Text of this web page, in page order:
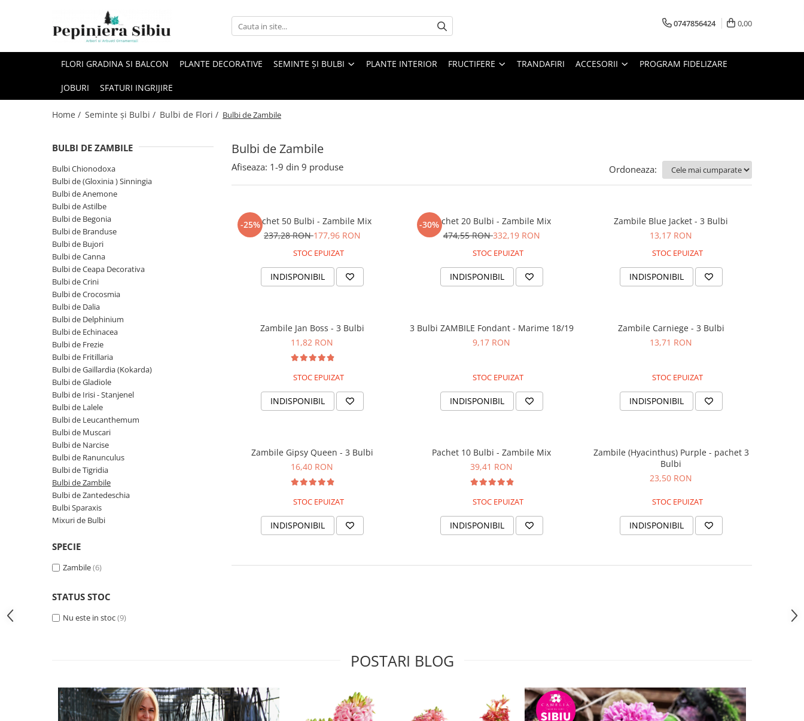
Seminte și Bulbi
Bulbi de Flori
Bulbi Chionodoxa
Bulbi de (Gloxinia ) Sinningia
Bulbi de Anemone
Bulbi de Begonia
Bulbi de Bujori
Bulbi de Canna
Bulbi de Ceapa Decorativa
Bulbi de Crini
Bulbi de Crocosmia
Bulbi de Dalia
Bulbi de Delphinium
Bulbi de Echinacea
Bulbi de Frezie
Bulbi de Fritillaria
Bulbi de Gaillardia (Kokarda)
Bulbi de Gladiole
Bulbi de Irisi - Stanjenel
Bulbi de Lalele
Bulbi de Leucanthemum
Bulbi de Muscari
Bulbi de Narcise
Bulbi de Ranunculus
Bulbi de Tigridia
Bulbi de Zambile
Bulbi de Zantedeschia
Bulbi Sparaxis
Mixuri de Bulbi
Seminte de Ierburi
Seminte de Legume/Fructe
Fructifere
Afini și Afini Siberieni
Alun Comestibil - Corylus
Aronia - Scorusul
Guava Chiliană - Ugni
Kiwi - Actinidia
Merișor - Vaccinium
Mur - Rubus
Măr - Malus domestica
Prun - Prunus
Păr - Pyrus communis
Smochini - Ficus carica
Viță de Vie - Vitis
Zmeur - Rubus
Accesorii
Turba Universală & Pământ
Ingrasaminte
Folie Antiburuieni
Decoratiuni
0747856424 0,00
FLORI GRADINA SI BALCON PLANTE DECORATIVE SEMINTE ȘI BULBI PLANTE INTERIOR FRUCTIFERE TRANDAFIRI ACCESORII PROGRAM FIDELIZARE
JOBURI SFATURI INGRIJIRE
Home / Seminte și Bulbi / Bulbi de Flori / Bulbi de Zambile
Bulbi de Zambile
BULBI DE ZAMBILE
Bulbi Chionodoxa
Bulbi de (Gloxinia ) Sinningia
Bulbi de Anemone
Bulbi de Astilbe
Bulbi de Begonia
Bulbi de Branduse
Bulbi de Bujori
Bulbi de Canna
Bulbi de Ceapa Decorativa
Bulbi de Crini
Bulbi de Crocosmia
Bulbi de Dalia
Bulbi de Delphinium
Bulbi de Echinacea
Bulbi de Frezie
Bulbi de Fritillaria
Bulbi de Gaillardia (Kokarda)
Bulbi de Gladiole
Bulbi de Irisi - Stanjenel
Bulbi de Lalele
Bulbi de Leucanthemum
Bulbi de Muscari
Bulbi de Narcise
Bulbi de Ranunculus
Bulbi de Tigridia
Bulbi de Zambile
Bulbi de Zantedeschia
Bulbi Sparaxis
Mixuri de Bulbi
SPECIE
Zambile(6)
STATUS STOC
Nu este in stoc(9)
Afiseaza: 1-9 din 9 produse Ordoneaza:
-25%Pachet 50 Bulbi - Zambile Mix
237,28 RON177,96 RON
STOC EPUIZAT
INDISPONIBIL
-30%Pachet 20 Bulbi - Zambile Mix
474,55 RON332,19 RON
STOC EPUIZAT
INDISPONIBIL
Zambile Blue Jacket - 3 Bulbi
13,17 RON
STOC EPUIZAT
INDISPONIBIL
Zambile Jan Boss - 3 Bulbi
11,82 RON
STOC EPUIZAT
INDISPONIBIL
3 Bulbi ZAMBILE Fondant - Marime 18/19
9,17 RON
STOC EPUIZAT
INDISPONIBIL
Zambile Carniege - 3 Bulbi
13,71 RON
STOC EPUIZAT
INDISPONIBIL
Zambile Gipsy Queen - 3 Bulbi
16,40 RON
STOC EPUIZAT
INDISPONIBIL
Pachet 10 Bulbi - Zambile Mix
39,41 RON
STOC EPUIZAT
INDISPONIBIL
Zambile (Hyacinthus) Purple - pachet 3
Bulbi
23,50 RON
STOC EPUIZAT
INDISPONIBIL
POSTARI BLOG